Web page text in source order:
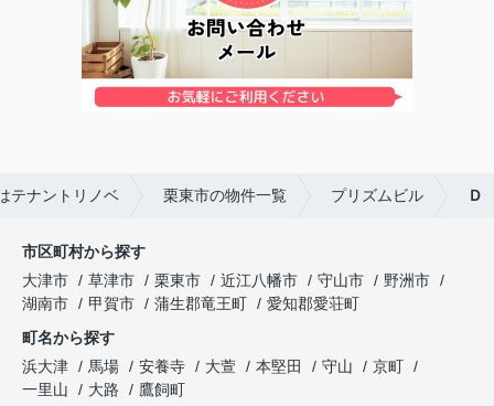
テナントリノベ 栗東市の物件一覧 プリズムビル Ｄ
市区町村から探す
大津市
草津市 栗東市 近江八幡市 守山市
野洲市
湖南市
甲賀市 蒲生郡竜王町
愛知郡愛荘町
町名から探す
浜大津
馬場 安養寺 大萱 本堅田 守山
京町
一里山
大路
鷹飼町